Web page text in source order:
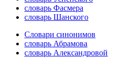
словарь Фасмера
словарь Шанского
Словари синонимов
словарь Абрамова
словарь Александровой